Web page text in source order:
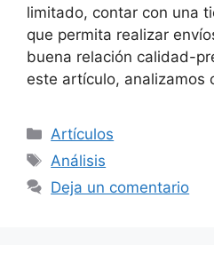
limitado, contar con una
que permita realizar
buena relación calidad-
este artículo, analizamos
Categorías
Artículos
Etiquetas
Análisis
Deja un comentario